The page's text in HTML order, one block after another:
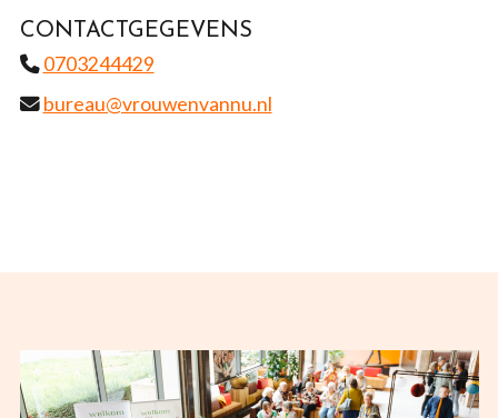
CONTACTGEGEVENS
0703244429
bureau@vrouwenvannu.nl